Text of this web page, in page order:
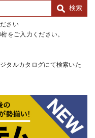
さい
をご入力ください。
タルカタログにて検索いた